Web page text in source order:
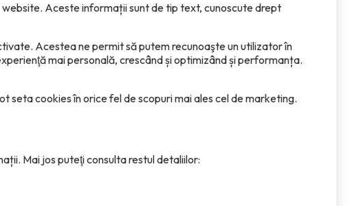
Aceste informații sunt de tip text, cunoscute drept
Acestea ne permit să putem recunoaşte un utilizator în
mai personală, crescând și optimizând și performanța.
seta cookies în orice fel de scopuri mai ales cel de marketing.
Mai jos puteţi consulta restul detaliilor: